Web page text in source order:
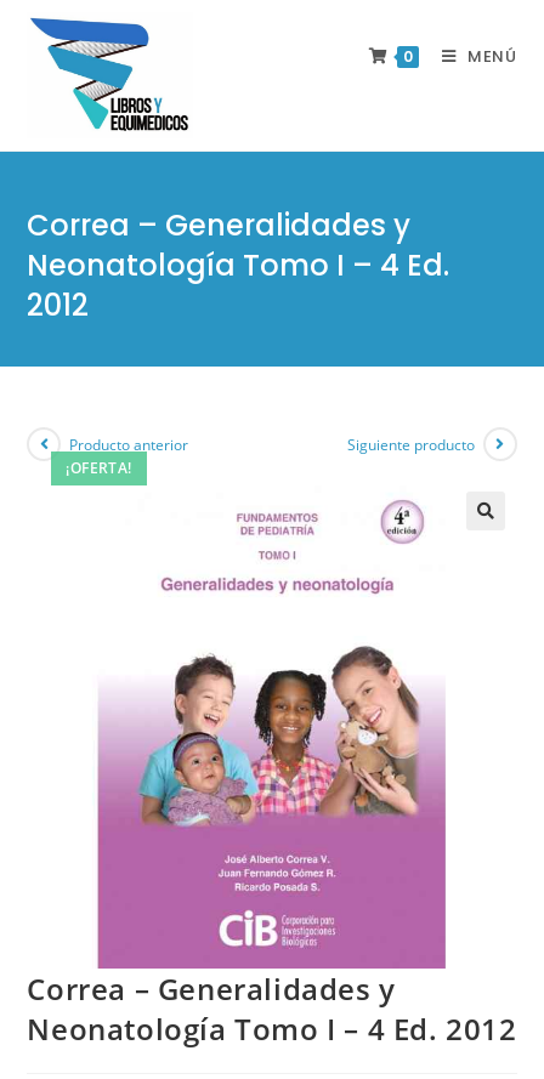
0 MENÚ
Correa – Generalidades y
Neonatología Tomo I – 4 Ed.
2012
¡OFERTA!
Producto anterior Siguiente producto
Correa – Generalidades y
Neonatología Tomo I – 4 Ed. 2012